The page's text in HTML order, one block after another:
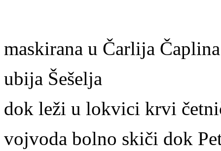
maskirana u Čarlija
ubija Šešelja
dok leži u lokvici krvi
vojvoda bolno skiči dok